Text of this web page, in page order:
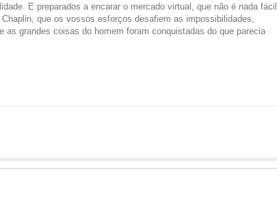
E preparados a encarar o mercado virtual, que não é nada fácil.
que os vossos esforços desafiem as impossibilidades,
as grandes coisas do homem foram conquistadas do que parecia